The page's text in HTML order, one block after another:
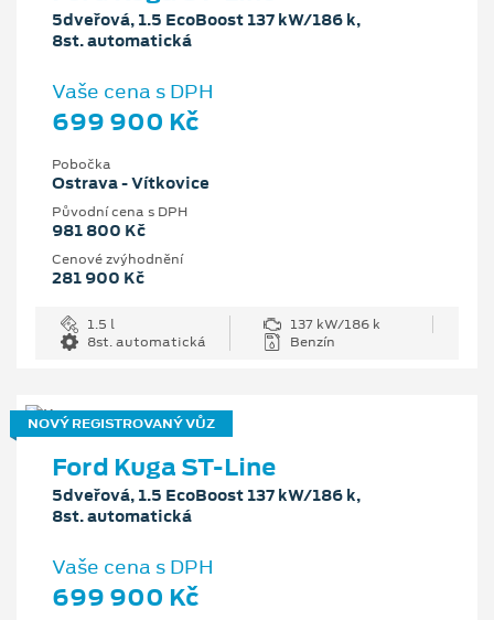
5dveřová, 1.5 EcoBoost 137 kW/186 k,
8st. automatická
Vaše cena s DPH
699 900 Kč
Pobočka
Ostrava - Vítkovice
Původní cena s DPH
981 800 Kč
Cenové zvýhodnění
281 900 Kč
1.5 l
137 kW/186 k
8st. automatická
Benzín
NOVÝ REGISTROVANÝ VŮZ
Ford Kuga ST-Line
5dveřová, 1.5 EcoBoost 137 kW/186 k,
8st. automatická
Vaše cena s DPH
699 900 Kč